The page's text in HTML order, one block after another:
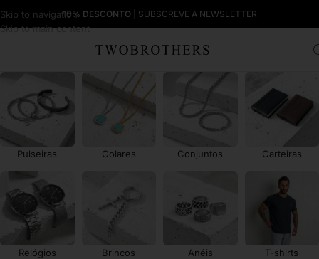
Skip to navigation
Skip to main content
10% DESCONTO| SUBSCREVE A NEWSLETTER
Pulseiras Colares Conjuntos Carteiras
Relógios Brincos Anéis T-shirts